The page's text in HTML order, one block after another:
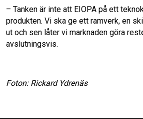
– Tanken är inte att EIOPA på ett
produkten. Vi ska ge ett ramverk, en
ut och sen låter vi marknaden göra
avslutningsvis.
Foton: Rickard Ydrenäs